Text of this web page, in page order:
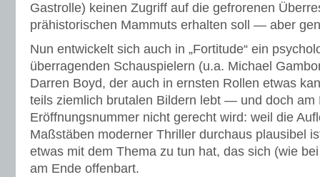
Gastrolle) keinen Zugriff auf die gefrorenen
prähistorischen Mammuts erhalten soll — aber
Nun entwickelt sich auch in „Fortitude“ ein
überragenden Schauspielern (u.a. Michael
Darren Boyd, der auch in ernsten Rollen etwas
teils ziemlich brutalen Bildern lebt — und doch am
Eröffnungsnummer nicht gerecht wird: weil die
Maßstäben moderner Thriller durchaus plausibel
etwas mit dem Thema zu tun hat, das sich (wie
am Ende offenbart.